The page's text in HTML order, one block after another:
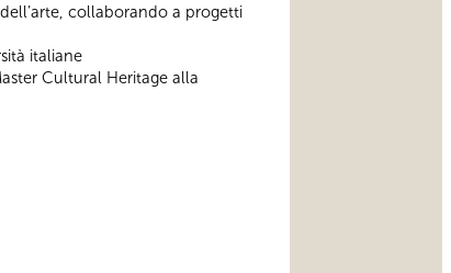
collaborando a progetti
italiane
Cultural Heritage alla